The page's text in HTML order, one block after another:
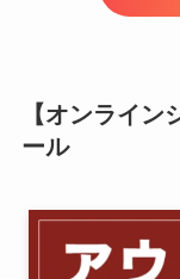
【オンライ
ール